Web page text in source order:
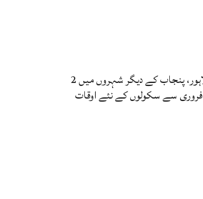
لاہور، پنجاب کے دیگر شہروں میں 2
فروری سے سکولوں کے نئے اوقات